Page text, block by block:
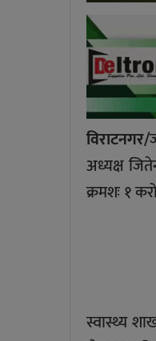
विराटनगर/
अध्यक्ष
क्रमशः १
स्वास्थ्य